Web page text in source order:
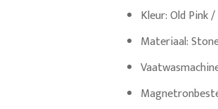
Kleur: Old Pink
Materiaal: